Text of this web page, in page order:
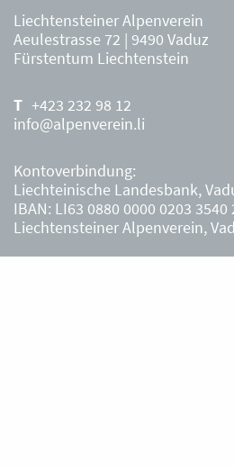
Liechtensteiner Alpenverein
Aeulestrasse 72 | 9490 Vaduz
Fürstentum Liechtenstein
+423 232 98 12
info@alpenverein.li
Kontoverbindung:
Liechteinische Landesbank,
IBAN: LI63 0880 0000 0203 3540
Liechtensteiner Alpenverein,